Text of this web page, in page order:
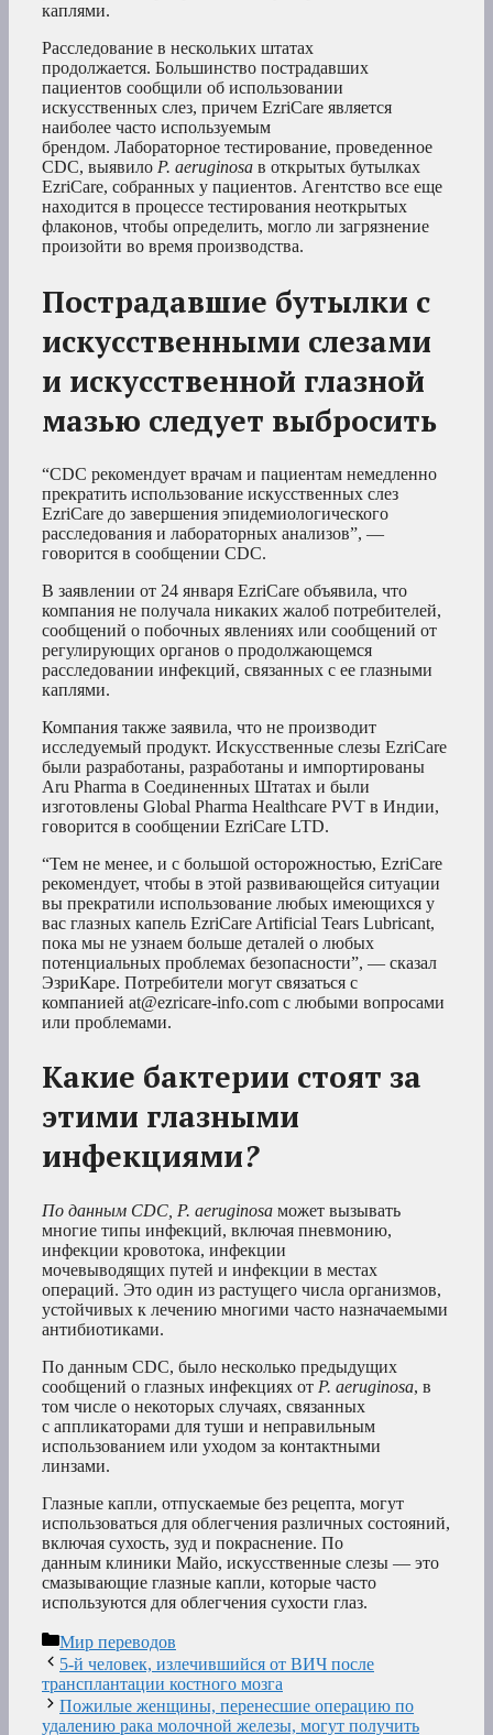
каплями.
Расследование в нескольких штатах
продолжается. Большинство пострадавших
пациентов сообщили об использовании
искусственных слез, причем EzriCare является
наиболее часто используемым
брендом. Лабораторное тестирование, проведенное
CDC, выявило P. aeruginosa в открытых бутылках
EzriCare, собранных у пациентов. Агентство все еще
находится в процессе тестирования неоткрытых
флаконов, чтобы определить, могло ли загрязнение
произойти во время производства.
Пострадавшие бутылки с
искусственными слезами
и искусственной глазной
мазью следует выбросить
“CDC рекомендует врачам и пациентам немедленно
прекратить использование искусственных слез
EzriCare до завершения эпидемиологического
расследования и лабораторных анализов”, —
говорится в сообщении CDC.
В заявлении от 24 января EzriCare объявила, что
компания не получала никаких жалоб потребителей,
сообщений о побочных явлениях или сообщений от
регулирующих органов о продолжающемся
расследовании инфекций, связанных с ее глазными
каплями.
Компания также заявила, что не производит
исследуемый продукт. Искусственные слезы EzriCare
были разработаны, разработаны и импортированы
Aru Pharma в Соединенных Штатах и были
изготовлены Global Pharma Healthcare PVT в Индии,
говорится в сообщении EzriCare LTD.
“Тем не менее, и с большой осторожностью, EzriCare
рекомендует, чтобы в этой развивающейся ситуации
вы прекратили использование любых имеющихся у
вас глазных капель EzriCare Artificial Tears Lubricant,
пока мы не узнаем больше деталей о любых
потенциальных проблемах безопасности”, — сказал
ЭзриКаре. Потребители могут связаться с
компанией at@ezricare-info.com с любыми вопросами
или проблемами.
Какие бактерии стоят за
этими глазными
инфекциями?
По данным CDC, P. aeruginosa может вызывать
многие типы инфекций, включая пневмонию,
инфекции кровотока, инфекции
мочевыводящих путей и инфекции в местах
операций. Это один из растущего числа организмов,
устойчивых к лечению многими часто назначаемыми
антибиотиками.
По данным CDC, было несколько предыдущих
сообщений о глазных инфекциях от P. aeruginosa, в
том числе о некоторых случаях, связанных
с аппликаторами для туши и неправильным
использованием или уходом за контактными
линзами.
Глазные капли, отпускаемые без рецепта, могут
использоваться для облегчения различных состояний,
включая сухость, зуд и покраснение. По
данным клиники Майо, искусственные слезы — это
смазывающие глазные капли, которые часто
используются для облегчения сухости глаз.
Рубрики
Мир переводов
5-й человек, излечившийся от ВИЧ после
трансплантации костного мозга
Пожилые женщины, перенесшие операцию по
удалению рака молочной железы, могут получить